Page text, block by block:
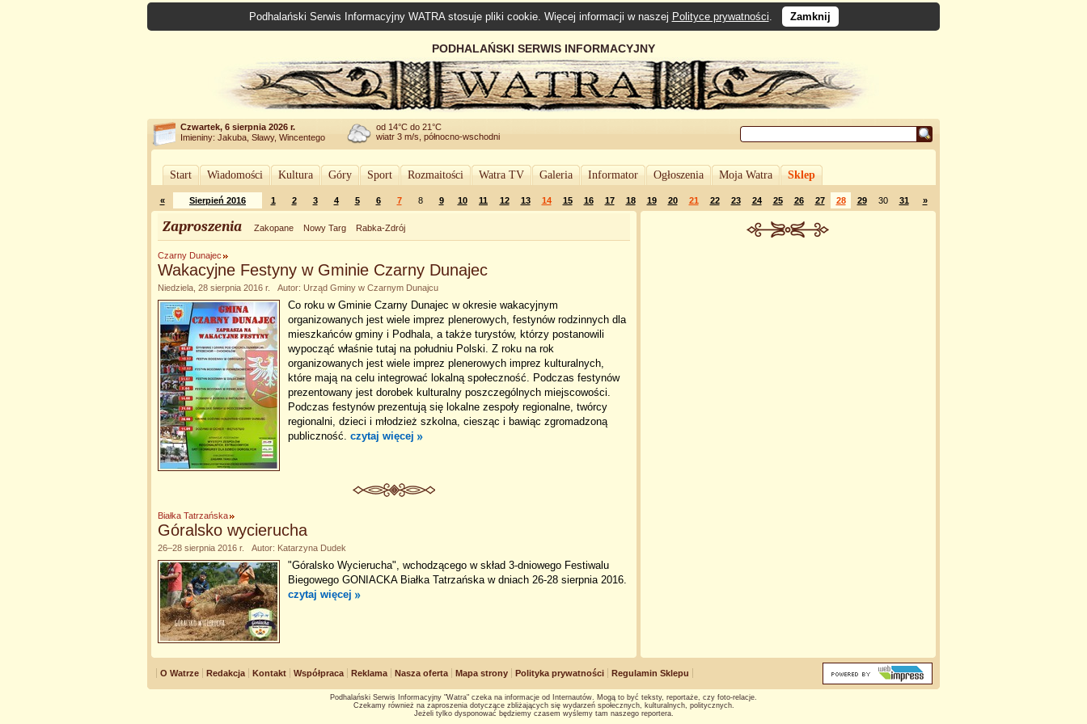
Podhalański Serwis Informacyjny WATRA stosuje pliki cookie. Więcej informacji w naszej Polityce prywatności. Zamknij
PODHALAŃSKI SERWIS INFORMACYJNY
Czwartek, 6 sierpnia 2026 r.
Imieniny: Jakuba, Sławy, Wincentego
od 14°C do 21°C
wiatr 3 m/s, północno-wschodni
Start Wiadomości Kultura Góry Sport Rozmaitości Watra TV Galeria Informator Ogłoszenia Moja Watra Sklep
« Sierpień 2016 1 2 3 4 5 6 7 8 9 10 11 12 13 14 15 16 17 18 19 20 21 22 23 24 25 26 27 28 29 30 31 »
Zaproszenia Zakopane Nowy Targ Rabka-Zdrój
Czarny Dunajec
Wakacyjne Festyny w Gminie Czarny Dunajec
Niedziela, 28 sierpnia 2016 r. Autor: Urząd Gminy w Czarnym Dunajcu
Co roku w Gminie Czarny Dunajec w okresie wakacyjnym
organizowanych jest wiele imprez plenerowych, festynów rodzinnych dla
mieszkańców gminy i Podhala, a także turystów, którzy postanowili
wypocząć właśnie tutaj na południu Polski. Z roku na rok
organizowanych jest wiele imprez plenerowych imprez kulturalnych,
które mają na celu integrować lokalną społeczność. Podczas festynów
prezentowany jest dorobek kulturalny poszczególnych miejscowości.
Podczas festynów prezentują się lokalne zespoły regionalne, twórcy
regionalni, dzieci i młodzież szkolna, ciesząc i bawiąc zgromadzoną
publiczność. czytaj więcej
Białka Tatrzańska
Góralsko wycierucha
26–28 sierpnia 2016 r. Autor: Katarzyna Dudek
"Góralsko Wycierucha", wchodzącego w skład 3-dniowego Festiwalu
Biegowego GONIACKA Białka Tatrzańska w dniach 26-28 sierpnia 2016.
czytaj więcej
O Watrze Redakcja Kontakt Współpraca Reklama Nasza oferta Mapa strony Polityka prywatności Regulamin Sklepu
Podhalański Serwis Informacyjny "Watra" czeka na informacje od Internautów. Mogą to być teksty, reportaże, czy foto-relacje.
Czekamy również na zaproszenia dotyczące zbliżających się wydarzeń społecznych, kulturalnych, politycznych.
Jeżeli tylko dysponować będziemy czasem wyślemy tam naszego reportera.